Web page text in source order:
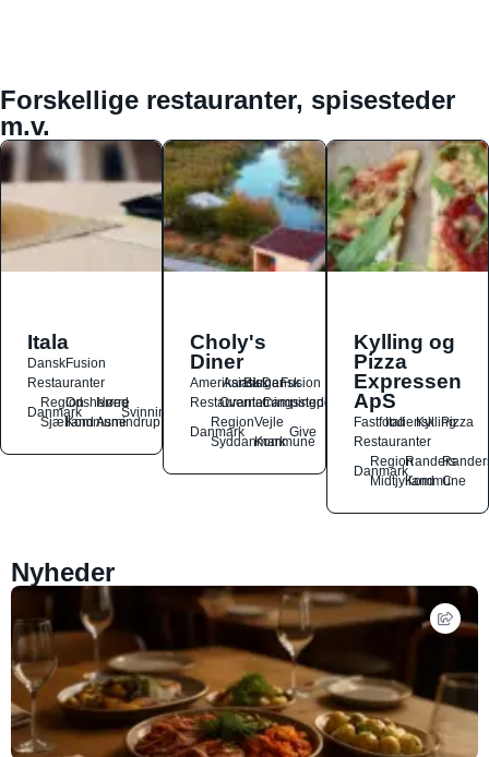
Forskellige restauranter, spisesteder
m.v.
Itala
DanskFusion
Restauranter
Danmark
Region
Sjælland
Odsherred
Kommune
Nørre
Asmindrup
Svinninge
Choly's
Diner
Amerikansk
Asiatisk
Burger
DanskFusion
Restauranter
Overnatningssteder
Campingpladser
Danmark
Region
Syddanmark
Vejle
Kommune
Give
Kylling og
Pizza
Expressen
ApS
FastfoodItalienskKyllingPizza
Restauranter
Danmark
Region
Midtjylland
Randers
Kommune
C
Nyheder